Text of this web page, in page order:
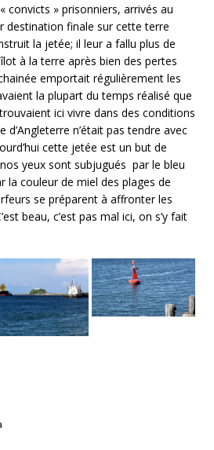
convicts » prisonniers, arrivés au
destination finale sur cette terre
la jetée; il leur a fallu plus de
à la terre après bien des pertes
emportait régulièrement les
la plupart du temps réalisé que
ici vivre dans des conditions
d’Angleterre n’était pas tendre avec
cette jetée est un but de
yeux sont subjugués par le bleu
la couleur de miel des plages de
se préparent à affronter les
beau, c’est pas mal ici, on s’y fait